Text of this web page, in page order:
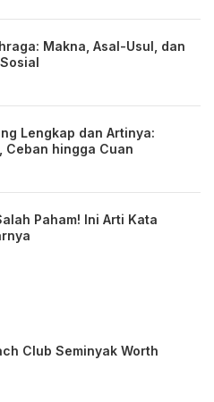
Makna, Asal-Usul, dan
Lengkap dan Artinya:
Ceban hingga Cuan
Paham! Ini Arti Kata
Club Seminyak Worth